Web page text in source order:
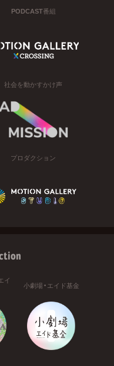
PODCAST番組
社会を動かすかけ声
プロダクション
イ
小劇場・エイド基金